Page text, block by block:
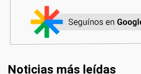
Noticias más leídas